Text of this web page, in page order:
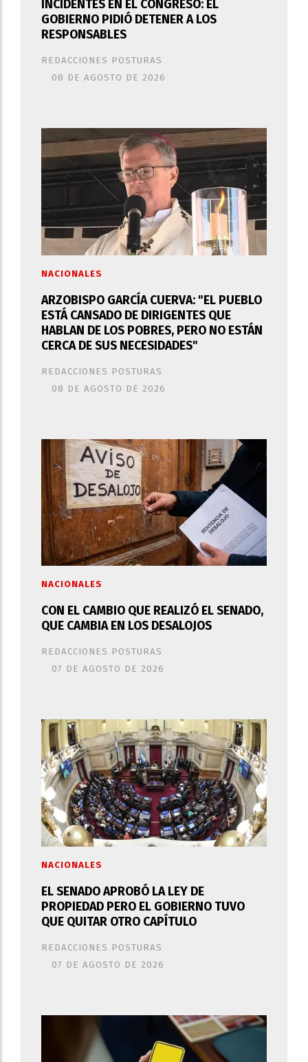
INCIDENTES EN EL CONGRESO: EL
GOBIERNO PIDIÓ DETENER A LOS
RESPONSABLES
REDACCIONES POSTURAS
08 DE AGOSTO DE 2026
ARZOBISPO GARCÍA CUERVA: "EL PUEBLO
ESTÁ CANSADO DE DIRIGENTES QUE
HABLAN DE LOS POBRES, PERO NO ESTÁN
CERCA DE SUS NECESIDADES"
REDACCIONES POSTURAS
NACIONALES
08 DE AGOSTO DE 2026
CON EL CAMBIO QUE REALIZÓ EL SENADO,
QUE CAMBIA EN LOS DESALOJOS
REDACCIONES POSTURAS
NACIONALES
07 DE AGOSTO DE 2026
EL SENADO APROBÓ LA LEY DE
PROPIEDAD PERO EL GOBIERNO TUVO
QUE QUITAR OTRO CAPÍTULO
REDACCIONES POSTURAS
NACIONALES
07 DE AGOSTO DE 2026